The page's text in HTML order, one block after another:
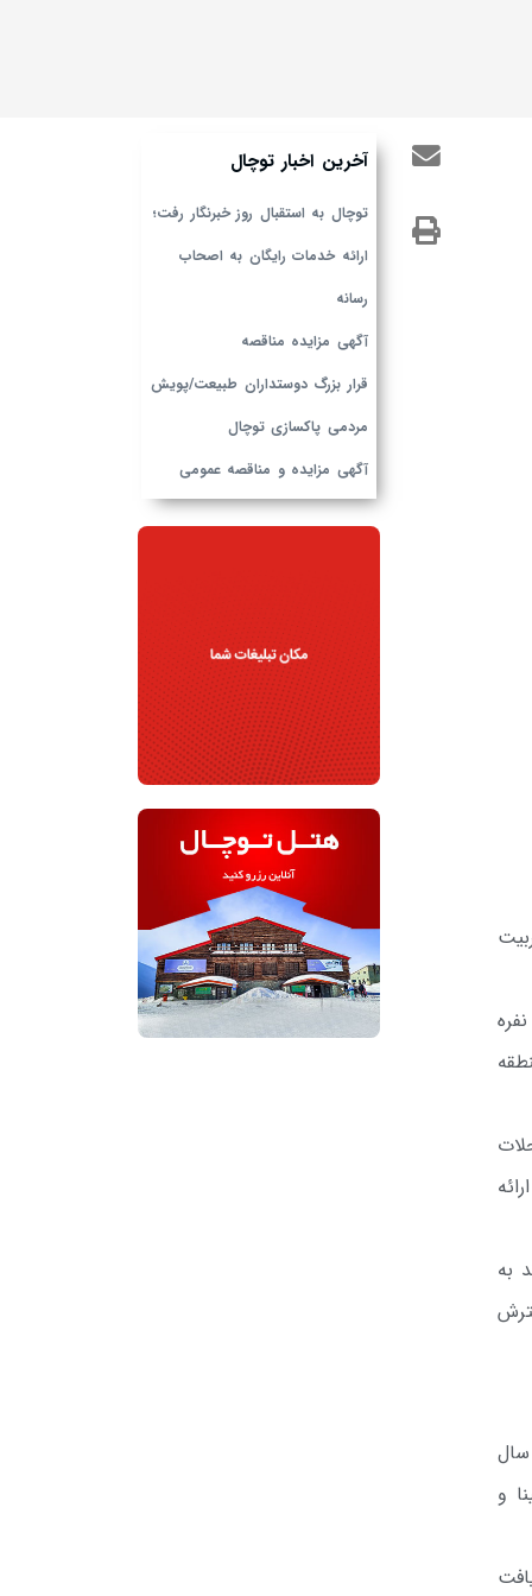
تربیت
به گزارش روابط عمومی مجموعه تفریحی ورزشی توچال به نقل از شهرداری منطقه یک تهران، مراسم پیاده روی ۹۰۰ نفره
به
سال
و
آخرین اخبار توچال
توچال به استقبال روز خبرنگار رفت؛
ارائه خدمات رایگان به اصحاب
رسانه
آگهی مزایده مناقصه
قرار بزرگ دوستداران طبیعت/پویش
مردمی پاکسازی توچال
آگهی مزایده و مناقصه عمومی